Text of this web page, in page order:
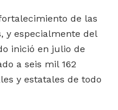
de las
y especialmente del
inició en julio de
a seis mil 162
y estatales de todo